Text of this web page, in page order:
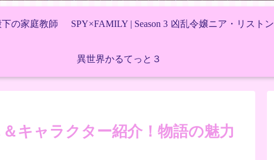
の家庭教師 SPY×FAMILY | Season 3 凶乱令嬢ニア・リストン
異世界かるてっと３
キャラクター紹介！物語の魅力